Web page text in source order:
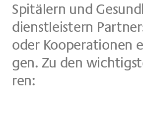
Spi­tä­lern und
dienst­lei­stern
oder Ko­ope­ra­tio­nen
gen. Zu den
ren: